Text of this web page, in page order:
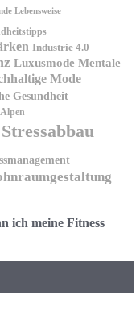
Lebensweise
Industrie 4.0
Luxusmode Mentale
Mode
Gesundheit
Stressabbau
ich meine Fitness